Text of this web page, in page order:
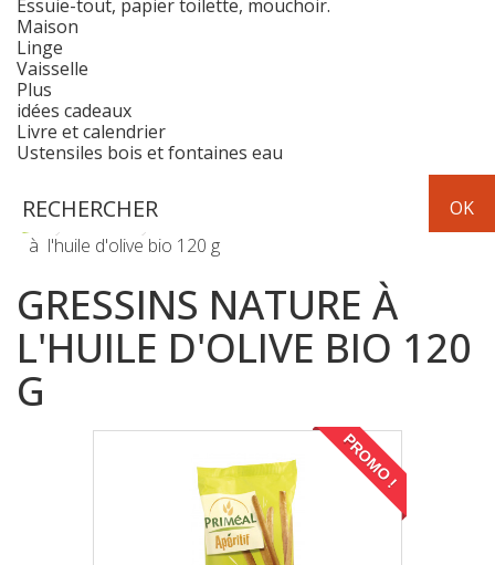
Essuie-tout, papier toilette, mouchoir.
Maison
Linge
Vaisselle
Plus
idées cadeaux
Livre et calendrier
Ustensiles bois et fontaines eau
Epicerie
à l'huile d'olive bio 120 g
GRESSINS NATURE À
L'HUILE D'OLIVE BIO 120
G
PROMO !